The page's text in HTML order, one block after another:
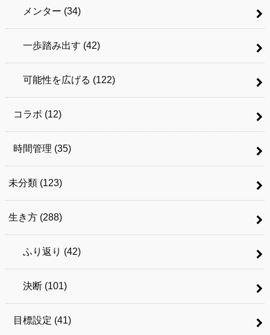
メンター (34)
一歩踏み出す (42)
可能性を広げる (122)
コラボ (12)
時間管理 (35)
未分類 (123)
生き方 (288)
ふり返り (42)
決断 (101)
目標設定 (41)